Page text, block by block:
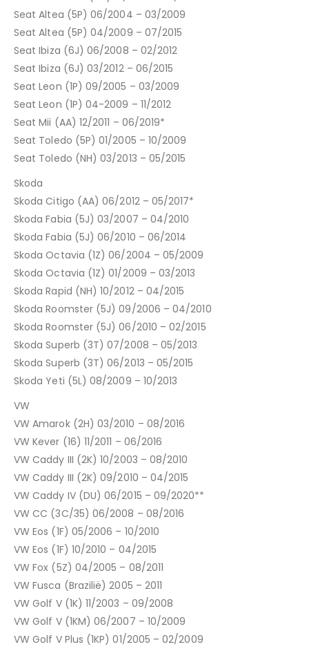
Seat Altea (5P) 06/2004 – 03/2009
Seat Altea (5P) 04/2009 – 07/2015
Seat Ibiza (6J) 06/2008 – 02/2012
Seat Ibiza (6J) 03/2012 – 06/2015
Seat Leon (1P) 09/2005 – 03/2009
Seat Leon (1P) 04-2009 – 11/2012
Seat Mii (AA) 12/2011 – 06/2019*
Seat Toledo (5P) 01/2005 – 10/2009
Seat Toledo (NH) 03/2013 – 05/2015
Skoda
Skoda Citigo (AA) 06/2012 – 05/2017*
Skoda Fabia (5J) 03/2007 – 04/2010
Skoda Fabia (5J) 06/2010 – 06/2014
Skoda Octavia (1Z) 06/2004 – 05/2009
Skoda Octavia (1Z) 01/2009 – 03/2013
Skoda Rapid (NH) 10/2012 – 04/2015
Skoda Roomster (5J) 09/2006 – 04/2010
Skoda Roomster (5J) 06/2010 – 02/2015
Skoda Superb (3T) 07/2008 – 05/2013
Skoda Superb (3T) 06/2013 – 05/2015
Skoda Yeti (5L) 08/2009 – 10/2013
VW
VW Amarok (2H) 03/2010 – 08/2016
VW Kever (16) 11/2011 – 06/2016
VW Caddy III (2K) 10/2003 – 08/2010
VW Caddy III (2K) 09/2010 – 04/2015
VW Caddy IV (DU) 06/2015 – 09/2020**
VW CC (3C/35) 06/2008 – 08/2016
VW Eos (1F) 05/2006 – 10/2010
VW Eos (1F) 10/2010 – 04/2015
VW Fox (5Z) 04/2005 – 08/2011
VW Fusca (Brazilië) 2005 – 2011
VW Golf V (1K) 11/2003 – 09/2008
VW Golf V (1KM) 06/2007 – 10/2009
VW Golf V Plus (1KP) 01/2005 – 02/2009